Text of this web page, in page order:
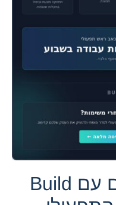
ניהול משימות חכם עם Build